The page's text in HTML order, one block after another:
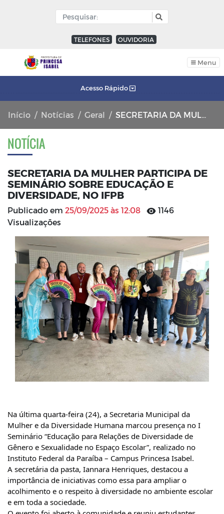
TELEFONES OUVIDORIA
Menu
Acesso Rápido
Início Notícias Geral SECRETARIA DA MULHER PARTICIPA DE SEMINÁRIO SOBRE EDUCAÇÃO E DIVERSIDADE, NO IFPB
NOTÍCIA
SECRETARIA DA MULHER PARTICIPA DE
SEMINÁRIO SOBRE EDUCAÇÃO E
DIVERSIDADE, NO IFPB
Publicado em 25/09/2025 às 12:08
1146
Visualizações
Na última quarta-feira (24), a Secretaria Municipal da
Mulher e da Diversidade Humana marcou presença no I
Seminário “Educação para Relações de Diversidade de
Gênero e Sexualidade no Espaço Escolar”, realizado no
Instituto Federal da Paraíba – Campus Princesa Isabel.
A secretária da pasta, Iannara Henriques, destacou a
importância de iniciativas como essa para ampliar o
acolhimento e o respeito à diversidade no ambiente escolar
e em toda a sociedade.